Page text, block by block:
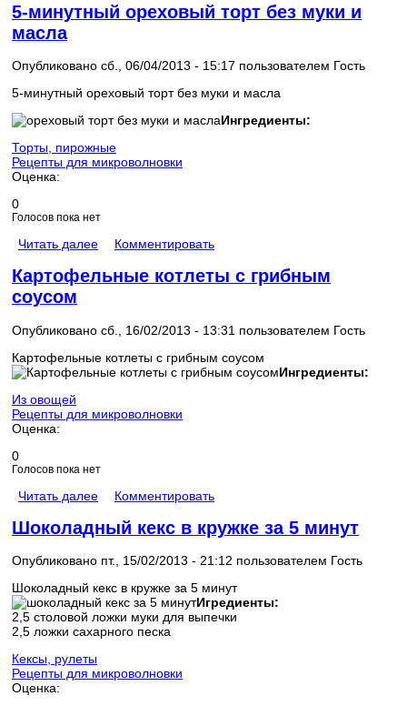
5-минутный ореховый торт без муки и
масла
Опубликовано сб., 06/04/2013 - 15:17 пользователем Гость
5-минутный ореховый торт без муки и масла
Ингредиенты:
Торты, пирожные
Рецепты для микроволновки
Оценка:
0
Голосов пока нет
Читать далее Комментировать
Картофельные котлеты с грибным
соусом
Опубликовано сб., 16/02/2013 - 13:31 пользователем Гость
Картофельные котлеты с грибным соусом
Ингредиенты:
Из овощей
Рецепты для микроволновки
Оценка:
0
Голосов пока нет
Читать далее Комментировать
Шоколадный кекс в кружке за 5 минут
Опубликовано пт., 15/02/2013 - 21:12 пользователем Гость
Шоколадный кекс в кружке за 5 минут
Игредиенты:
2,5 столовой ложки муки для выпечки
2,5 ложки сахарного песка
Кексы, рулеты
Рецепты для микроволновки
Оценка: